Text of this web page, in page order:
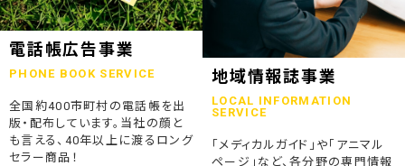
「未来創造企業」の第9期に認定されました
2023.07.24
終活ガイド「旅じたくノート」を発行しました
2023.04.04
そうごうページが電子書籍化！
電話帳広告事業
PHONE BOOK SERVICE
全国約400市町村の電話帳を出
版・配布しています。当社の顔と
も言える、40年以上に渡るロング
セラー商品！
地域情報誌事業
LOCAL INFORMATION
SERVICE
「メディカルガイド」や「アニマル
ページ」など、各分野の専門情報